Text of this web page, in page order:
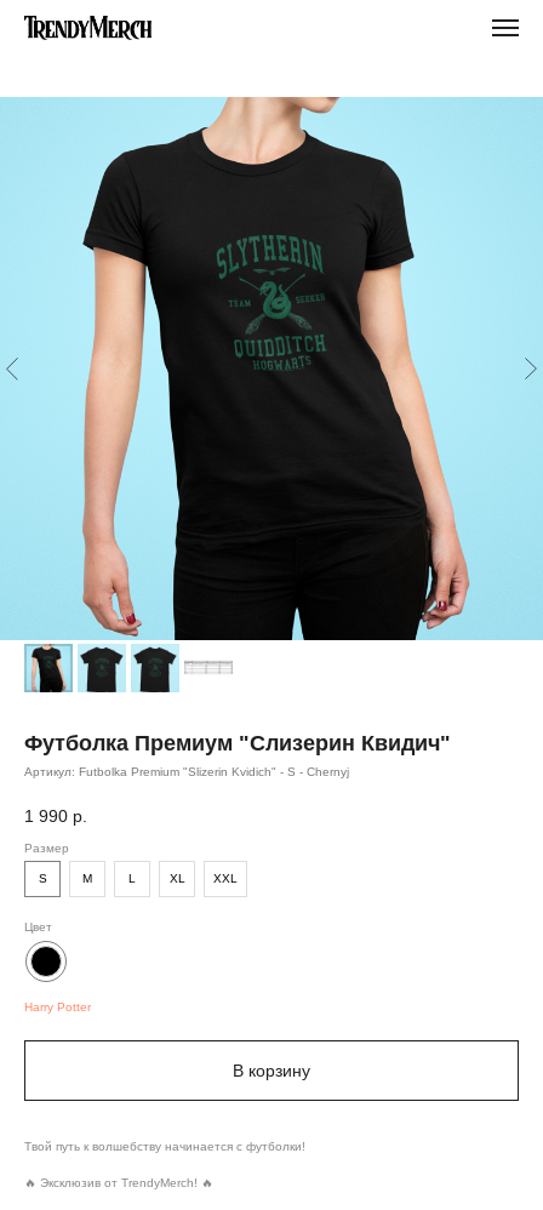
Футболка Премиум "Слизерин Квидич"
Артикул: Futbolka Premium "Slizerin Kvidich" - S - Chernyj
1 990 р.
Размер
S M L XL XXL
Цвет
Harry Potter
В корзину
Твой путь к волшебству начинается с футболки!
🔥 Эксклюзив от TrendyMerch! 🔥